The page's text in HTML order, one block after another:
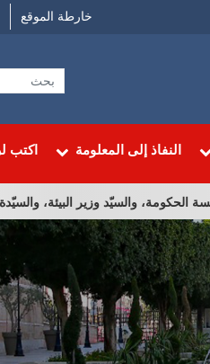
Menuخارطة الموقع
النفاذ إلى المعلومة اكتب
والسيّد وزير البيئة، والسيّدة